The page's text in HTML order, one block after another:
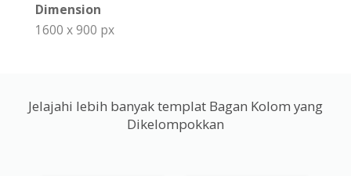
Dimension
1600 x 900 px
Jelajahi lebih banyak templat Bagan Kolom yang
Dikelompokkan